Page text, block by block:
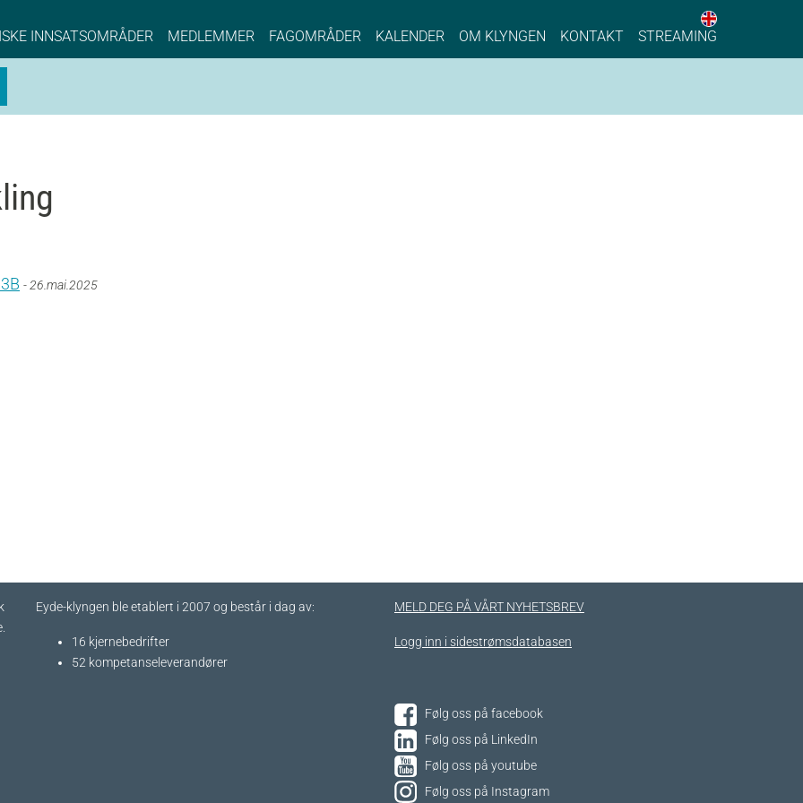
EYDE, Norwegian Center of Expertise, Sustainable Process Industry
INNSATSOMRÅDER MEDLEMMER FAGOMRÅDER KALENDER OM KLYNGEN KONTAKT STREAMING
English
- 26.mai.2025
Eyde-klyngen ble etablert i 2007 og består i dag av:
16 kjernebedrifter​
52 kompetanseleverandører
MELD DEG PÅ VÅRT NYHETSBREV
Logg inn i sidestrømsdatabasen
Følg oss på facebook
Følg oss på LinkedIn
Følg oss på youtube
Følg oss på Instagram